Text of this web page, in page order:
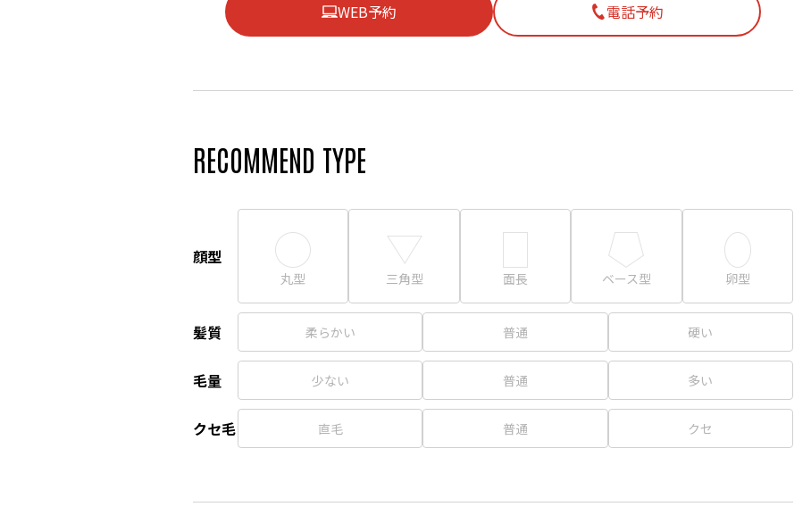
WEB予約 電話予約
RECOMMEND TYPE
顔型
丸型 三角型 面長 ベース型 卵型
髪質 柔らかい 普通 硬い
毛量 少ない 普通 多い
クセ毛 直毛 普通 クセ